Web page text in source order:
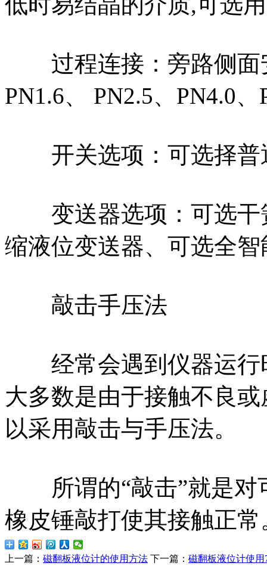
过程连接：旁路侧面
PN1.6、 PN2.5、PN4.0
开关选项：可选择普
变送器选项：可选干
缩液位变送器、可选全
敲击手压法
经常会遇到仪器运行
大多数是由于接触不良
以采用敲击与手压法。
所谓的“敲击”就是对
橡皮锤敲打使其接触正常
上一篇： 磁翻板液位计的使用方法 下一篇： 磁翻板液位计使